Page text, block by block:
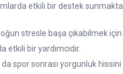
etkili bir destek
stresle başa çıkabilmek
etkili bir yardımcıdır.
spor sonrası yorgunluk